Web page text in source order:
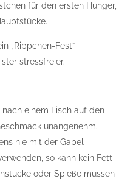
für den ersten Hunger,
„Rippchen-Fest“
stressfreier.
einem Fisch auf den
unangenehm.
nie mit der Gabel
so kann kein Fett
oder Spieße müssen